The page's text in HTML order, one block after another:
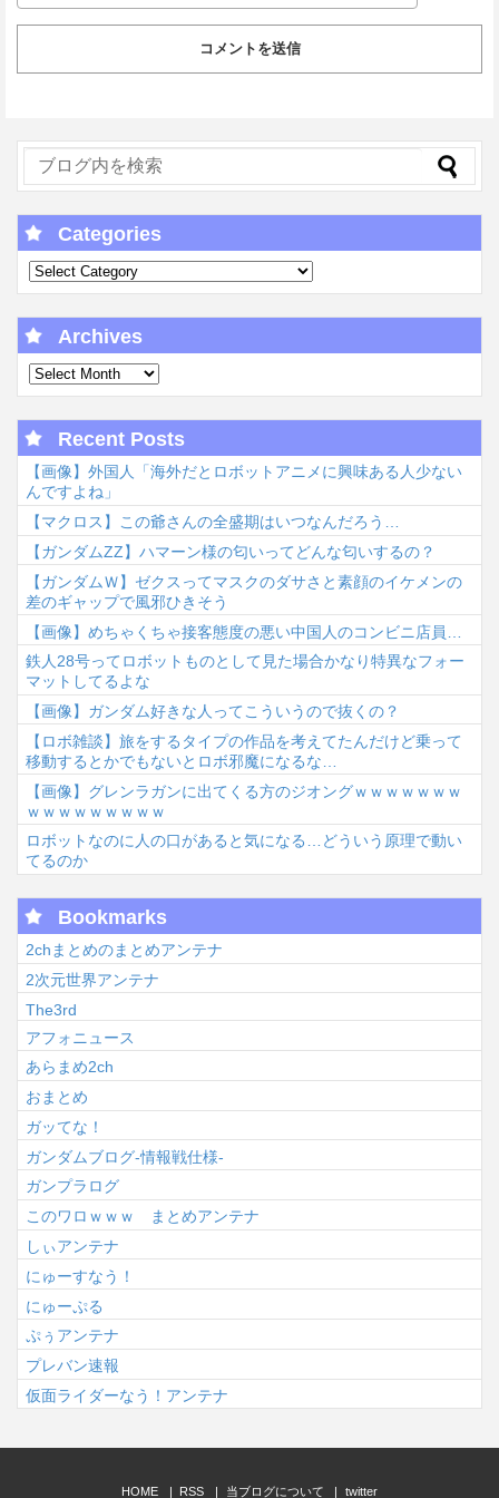
Categories
Archives
Recent Posts
【画像】外国人「海外だとロボットアニメに興味ある人少ない
んですよね」
【マクロス】この爺さんの全盛期はいつなんだろう…
【ガンダムΖΖ】ハマーン様の匂いってどんな匂いするの？
【ガンダムＷ】ゼクスってマスクのダサさと素顔のイケメンの
差のギャップで風邪ひきそう
【画像】めちゃくちゃ接客態度の悪い中国人のコンビニ店員…
鉄人28号ってロボットものとして見た場合かなり特異なフォー
マットしてるよな
【画像】ガンダム好きな人ってこういうので抜くの？
【ロボ雑談】旅をするタイプの作品を考えてたんだけど乗って
移動するとかでもないとロボ邪魔になるな…
【画像】グレンラガンに出てくる方のジオングｗｗｗｗｗｗｗ
ｗｗｗｗｗｗｗｗｗ
ロボットなのに人の口があると気になる…どういう原理で動い
てるのか
Bookmarks
2chまとめのまとめアンテナ
2次元世界アンテナ
The3rd
アフォニュース
あらまめ2ch
おまとめ
ガッてな！
ガンダムブログ-情報戦仕様-
ガンプラログ
このワロｗｗｗ まとめアンテナ
しぃアンテナ
にゅーすなう！
にゅーぷる
ぷぅアンテナ
プレバン速報
仮面ライダーなう！アンテナ
HOME RSS 当ブログについて twitter